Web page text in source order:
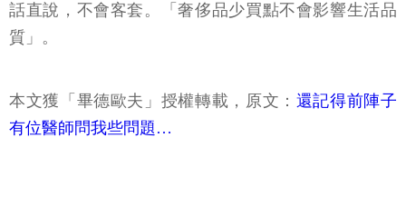
話直說，不會客套。「奢侈品少買點不會影響生活品
質」。
本文獲「畢德歐夫」授權轉載，原文： 還記得前陣子
有位醫師問我些問題…